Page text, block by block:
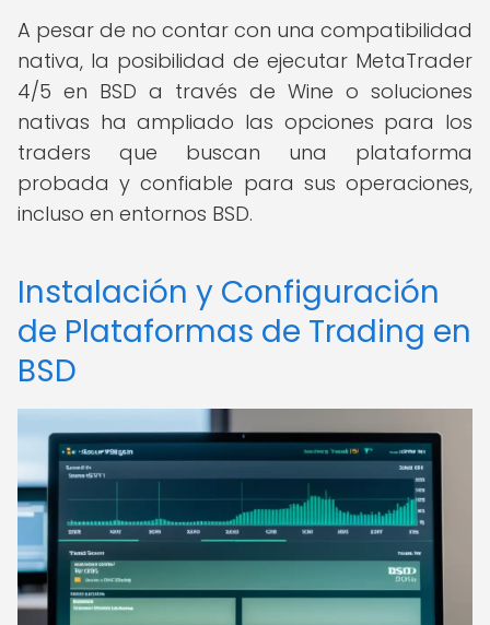
A pesar de no contar con una compatibilidad
nativa, la posibilidad de ejecutar MetaTrader
4/5 en BSD a través de Wine o soluciones
nativas ha ampliado las opciones para los
traders que buscan una plataforma
probada y confiable para sus operaciones,
incluso en entornos BSD.
Instalación y Configuración
de Plataformas de Trading en
BSD